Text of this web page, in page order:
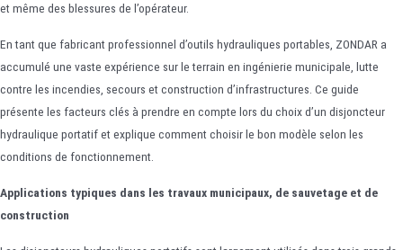
et même des blessures de l’opérateur.
En tant que fabricant professionnel d’outils hydrauliques portables, ZONDAR a
accumulé une vaste expérience sur le terrain en ingénierie municipale, lutte
contre les incendies, secours et construction d’infrastructures. Ce guide
présente les facteurs clés à prendre en compte lors du choix d’un disjoncteur
hydraulique portatif et explique comment choisir le bon modèle selon les
conditions de fonctionnement.
Applications typiques dans les travaux municipaux, de sauvetage et de
construction